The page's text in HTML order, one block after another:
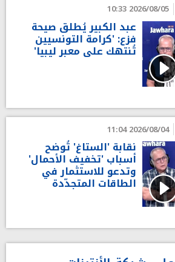
2026/08/05 10:33
عبد الكبير يُطلق صيحة
فزع: 'كرامة التونسيين
تُنتهك على معبر ليبيا'
2026/08/04 11:04
نقابة 'الستاغ' تُوضح
أسباب 'تخفيف الأحمال'
وتدعو للاستثمار في
الطاقات المتجدّدة